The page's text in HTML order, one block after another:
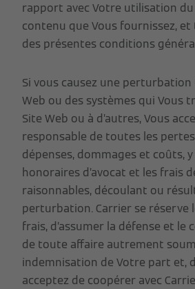
rapport avec Votre utilisation du
contenu que Vous fournissez,
des présentes conditions
Si vous causez une
Web ou des systèmes qui Vous
Site Web ou à d’autres, Vous
responsable de toutes les
dépenses, dommages et coûts,
honoraires d’avocat et les frais
raisonnables, découlant ou
perturbation. Carrier se réserve
frais, d’assumer la défense et le
de toute affaire autrement
indemnisation de Votre part et,
acceptez de coopérer avec